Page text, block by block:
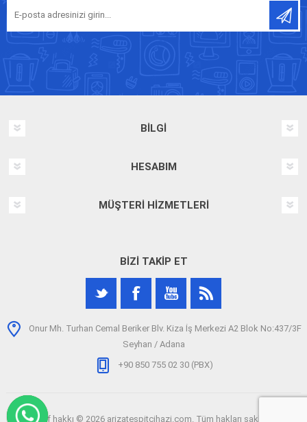
BILGI
HESABIM
MÜŞTERI HIZMETLERI
BIZI TAKIP ET
Onur Mh. Turhan Cemal Beriker Blv. Kiza İş Merkezi A2 Blok No:437/3F
Seyhan / Adana
+90 850 755 02 30 (PBX)
Telif hakkı © 2026 arizatespitcihazi.com. Tüm hakları saklıdır.